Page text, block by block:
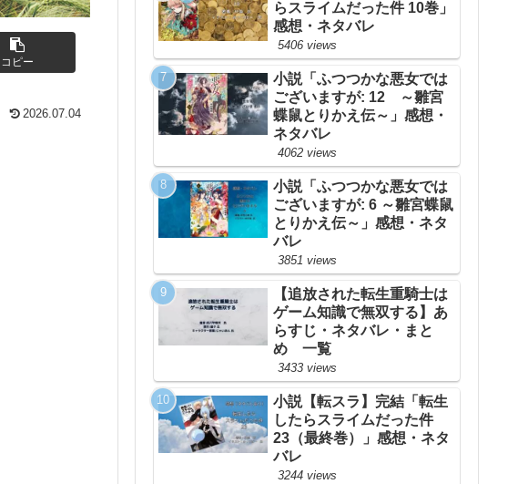
コピー
2026.07.04
らスライムだった件 10巻」
感想・ネタバレ
5406 views
小説「ふつつかな悪女では
ございますが: 12 ～雛宮
蝶鼠とりかえ伝～」感想・
ネタバレ
4062 views
小説「ふつつかな悪女では
ございますが: 6 ～雛宮蝶鼠
とりかえ伝～」感想・ネタ
バレ
3851 views
【追放された転生重騎士は
ゲーム知識で無双する】あ
らすじ・ネタバレ・まと
め 一覧
3433 views
小説【転スラ】完結「転生
したらスライムだった件
23（最終巻）」感想・ネタ
バレ
3244 views